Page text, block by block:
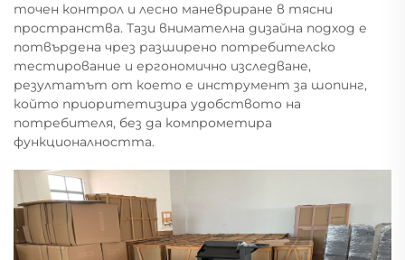
точен контрол и лесно маневриране в тясни
пространства. Тази внимателна дизайна подход е
потвърдена чрез разширено потребителско
тестирование и ергономично изследване,
резултатът от което е инструмент за шопинг,
който приоритетизира удобството на
потребителя, без да компрометира
функционалността.